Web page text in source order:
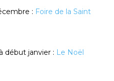
: Foire de la Saint
début janvier : Le Noël